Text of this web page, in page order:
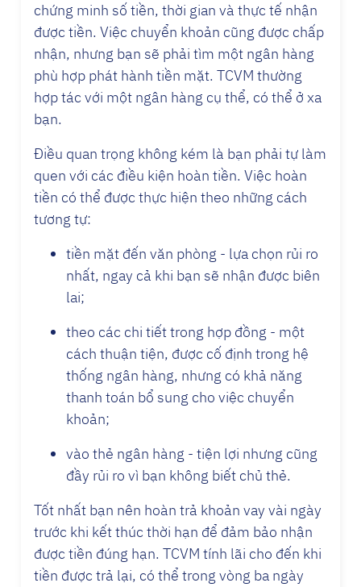
chứng minh số tiền, thời gian và thực tế nhận
được tiền. Việc chuyển khoản cũng được chấp
nhận, nhưng bạn sẽ phải tìm một ngân hàng
phù hợp phát hành tiền mặt. TCVM thường
hợp tác với một ngân hàng cụ thể, có thể ở xa
bạn.
Điều quan trọng không kém là bạn phải tự làm
quen với các điều kiện hoàn tiền. Việc hoàn
tiền có thể được thực hiện theo những cách
tương tự:
tiền mặt đến văn phòng - lựa chọn rủi ro
nhất, ngay cả khi bạn sẽ nhận được biên
lai;
theo các chi tiết trong hợp đồng - một
cách thuận tiện, được cố định trong hệ
thống ngân hàng, nhưng có khả năng
thanh toán bổ sung cho việc chuyển
khoản;
vào thẻ ngân hàng - tiện lợi nhưng cũng
đầy rủi ro vì bạn không biết chủ thẻ.
Tốt nhất bạn nên hoàn trả khoản vay vài ngày
trước khi kết thúc thời hạn để đảm bảo nhận
được tiền đúng hạn. TCVM tính lãi cho đến khi
tiền được trả lại, có thể trong vòng ba ngày